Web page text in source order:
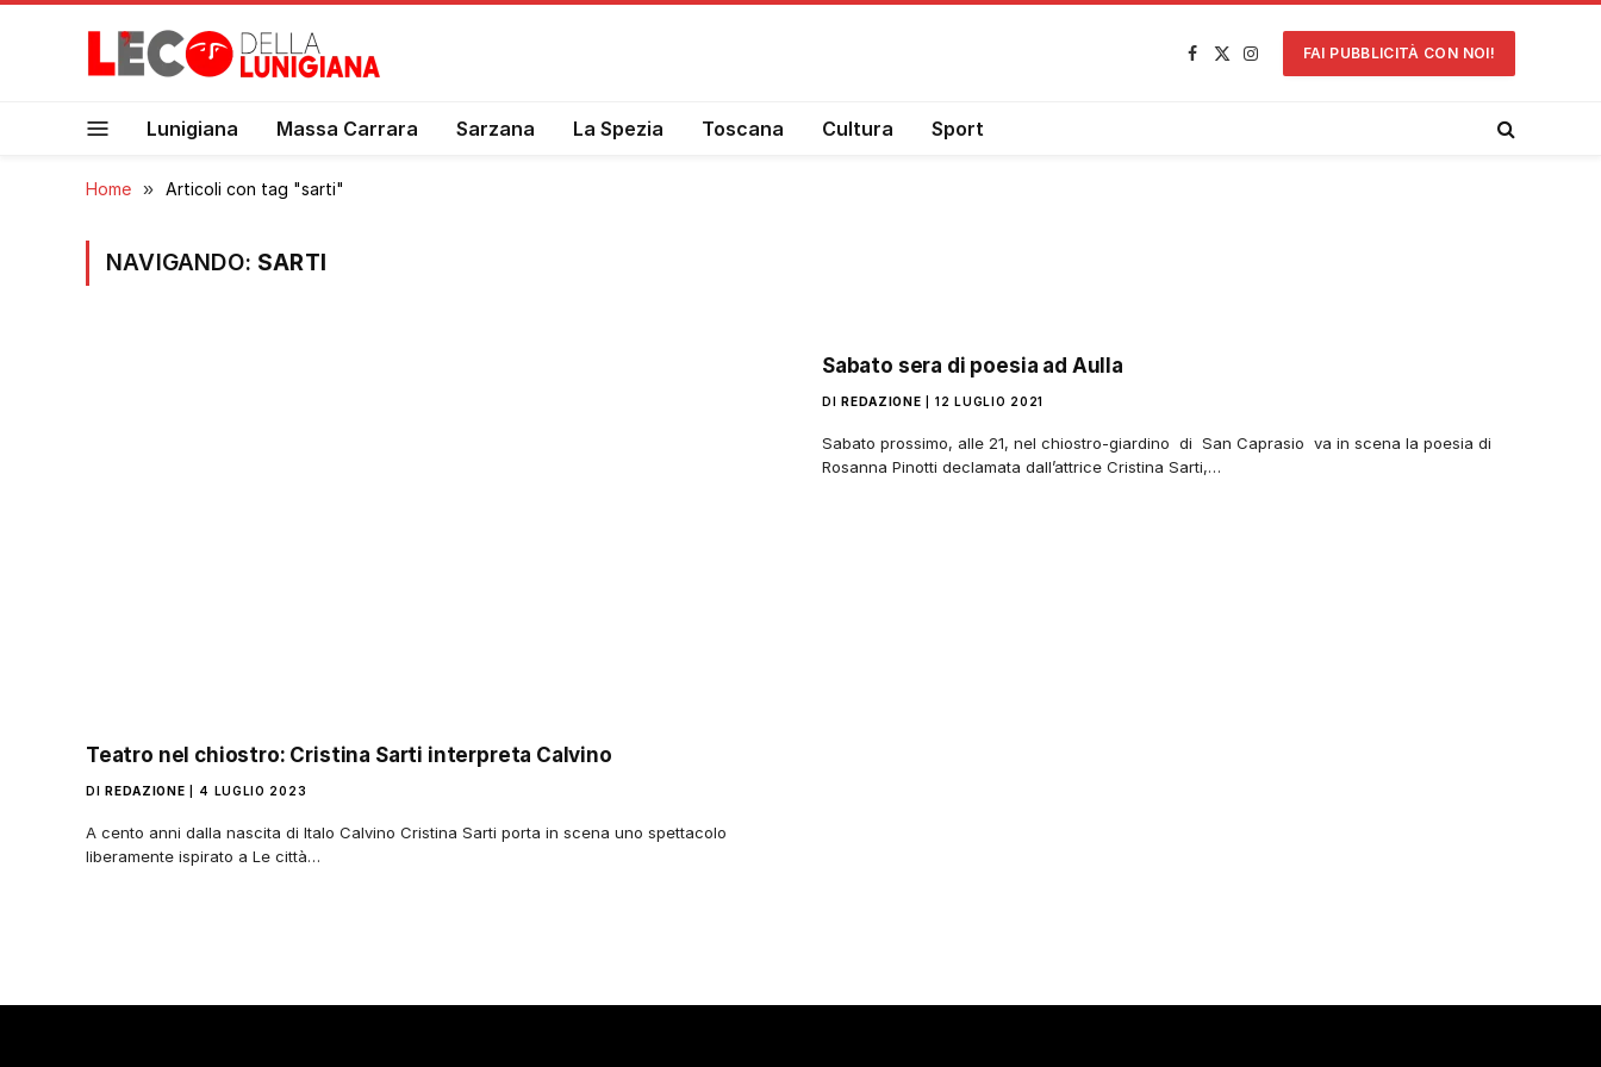
Facebook
X
Instagram
FAI PUBBLICITÀ CON NOI!
Lunigiana Massa Carrara Sarzana La Spezia Toscana Cultura Sport
Home » Articoli con tag "sarti"
NAVIGANDO: SARTI
Teatro nel chiostro: Cristina Sarti interpreta Calvino
DI REDAZIONE 4 LUGLIO 2023
A cento anni dalla nascita di Italo Calvino Cristina Sarti porta in scena uno spettacolo
liberamente ispirato a Le città…
Sabato sera di poesia ad Aulla
DI REDAZIONE 12 LUGLIO 2021
Sabato prossimo, alle 21, nel chiostro-giardino di San Caprasio va in scena la poesia di
Rosanna Pinotti declamata dall’attrice Cristina Sarti,…